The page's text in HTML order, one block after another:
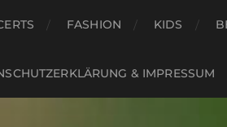
FASHION KIDS
& IMPRESSUM